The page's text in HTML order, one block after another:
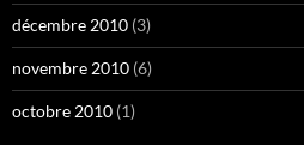
décembre 2010 (3)
novembre 2010 (6)
octobre 2010 (1)